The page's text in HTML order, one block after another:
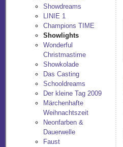
Showdreams
LINIE 1
Champions TIME
Showlights
Wonderful
Christmastime
Showkolade
Das Casting
Schooldreams
Der kleine Tag 2009
Märchenhafte
Weihnachtszeit
Neonfarben &
Dauerwelle
Faust